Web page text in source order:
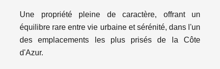
Une propriété pleine de caractère, offrant un
équilibre rare entre vie urbaine et sérénité, dans l'un
des emplacements les plus prisés de la Côte
d'Azur.